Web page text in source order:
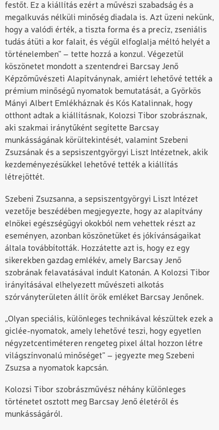
festőt. Ez a kiállítás ezért a művészi szabadság és a
megalkuvás nélküli minőség diadala is. Azt üzeni nekünk,
hogy a valódi érték, a tiszta forma és a precíz, zseniális
tudás átüti a kor falait, és végül elfoglalja méltó helyét a
történelemben” – tette hozzá a konzul. Végezetül
köszönetet mondott a szentendrei Barcsay Jenő
Képzőművészeti Alapítványnak, amiért lehetővé tették a
prémium minőségű nyomatok bemutatását, a Györkös
Mányi Albert Emlékháznak és Kós Katalinnak, hogy
otthont adtak a kiállításnak, Kolozsi Tibor szobrásznak,
aki szakmai iránytűként segítette Barcsay
munkásságának körültekintését, valamint Szebeni
Zsuzsának és a sepsiszentgyörgyi Liszt Intézetnek, akik
kezdeményezésükkel lehetővé tették a kiállítás
létrejöttét.
Szebeni Zsuzsanna, a sepsiszentgyörgyi Liszt Intézet
vezetője beszédében megjegyezte, hogy az alapítvány
elnökei egészségügyi okokból nem vehettek részt az
eseményen, azonban köszönetüket és jókívánságaikat
általa továbbították. Hozzátette azt is, hogy ez egy
sikerekben gazdag emlékév, amely Barcsay Jenő
szobrának felavatásával indult Katonán. A Kolozsi Tibor
irányításával elhelyezett művészeti alkotás
szórványterületen állít örök emléket Barcsay Jenőnek.
„Olyan speciális, különleges technikával készültek ezek a
giclée-nyomatok, amely lehetővé teszi, hogy egyetlen
négyzetcentiméteren rengeteg pixel által hozzon létre
világszínvonalú minőséget” – jegyezte meg Szebeni
Zsuzsa a nyomatok kapcsán.
Kolozsi Tibor szobrászművész néhány különleges
történetet osztott meg Barcsay Jenő életéről és
munkásságáról.